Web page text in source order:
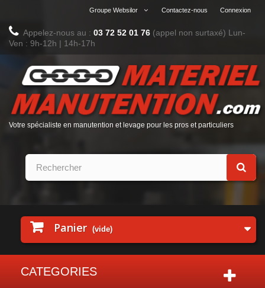
Connexion
Contactez-nous
Groupe Websilor
Appelez-nous au : 03 72 52 01 76 (appel non surtaxé) Lun-
Ven : 9h-12h | 14h-17h
Votre spécialiste en manutention et levage pour les pros et particuliers
Panier (vide)
CATEGORIES